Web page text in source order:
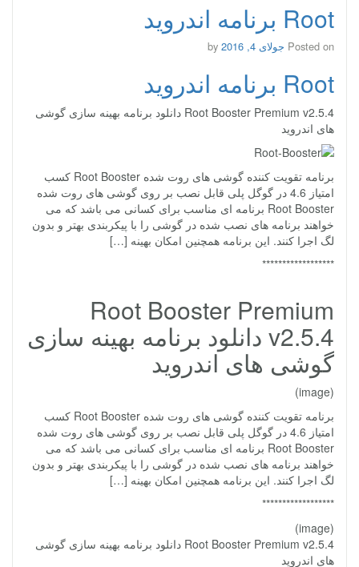
Root برنامه اندروید
Posted on جولای 4, 2016
Root برنامه اندروید
Root Booster Premium v2.5.4 دانلود برنامه بهینه سازی گوشی
های اندروید
برنامه تقویت کننده گوشی های روت شده Root Booster کسب
امتیاز 4.6 در گوگل پلی قابل نصب بر روی گوشی های روت شده
Root Booster برنامه ای مناسب برای کسانی می باشد که می
خواهند برنامه های نصب شده در گوشی را با پیکربندی بهتر و بدون
لگ اجرا کنند. این برنامه همچنین امکان بهینه […]
******************
Root Booster Premium
v2.5.4 دانلود برنامه بهینه سازی
گوشی های اندروید
(image)
برنامه تقویت کننده گوشی های روت شده Root Booster کسب
امتیاز 4.6 در گوگل پلی قابل نصب بر روی گوشی های روت شده
Root Booster برنامه ای مناسب برای کسانی می باشد که می
خواهند برنامه های نصب شده در گوشی را با پیکربندی بهتر و بدون
لگ اجرا کنند. این برنامه همچنین امکان بهینه […]
******************
(image)
Root Booster Premium v2.5.4 دانلود برنامه بهینه سازی گوشی
های اندروید